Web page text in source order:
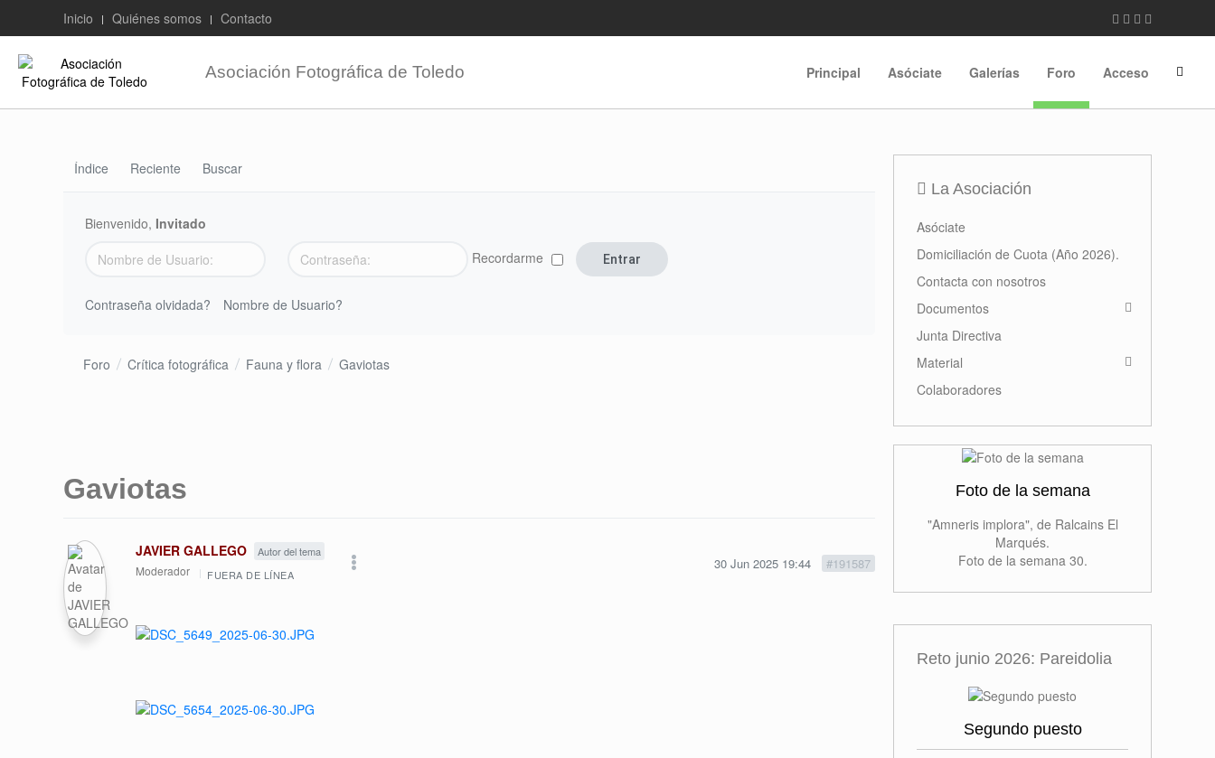
Inicio Quiénes somos Contacto
Asociación Fotográfica de Toledo Principal Asóciate Galerías Foro Acceso
Índice Reciente Buscar
Bienvenido, Invitado
Recordarme
Contraseña olvidada? Nombre de Usuario?
Foro Crítica fotográfica Fauna y flora Gaviotas
Gaviotas
30 Jun 2025 19:44 #191587
JAVIER GALLEGO Autor del tema
Moderador FUERA DE LÍNEA
La Asociación
Asóciate
Domiciliación de Cuota (Año 2026).
Contacta con nosotros
Documentos
Junta Directiva
Material
Colaboradores
Foto de la semana
"Amneris implora", de Ralcains El
Marqués.
Foto de la semana 30.
Reto junio 2026: Pareidolia
Segundo puesto